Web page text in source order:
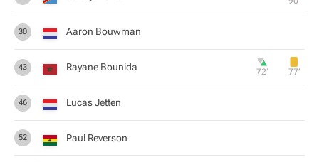
30 Aaron Bouwman
43 Rayane Bounida 72‎’‎ 77‎’‎
46 Lucas Jetten
52 Paul Reverson